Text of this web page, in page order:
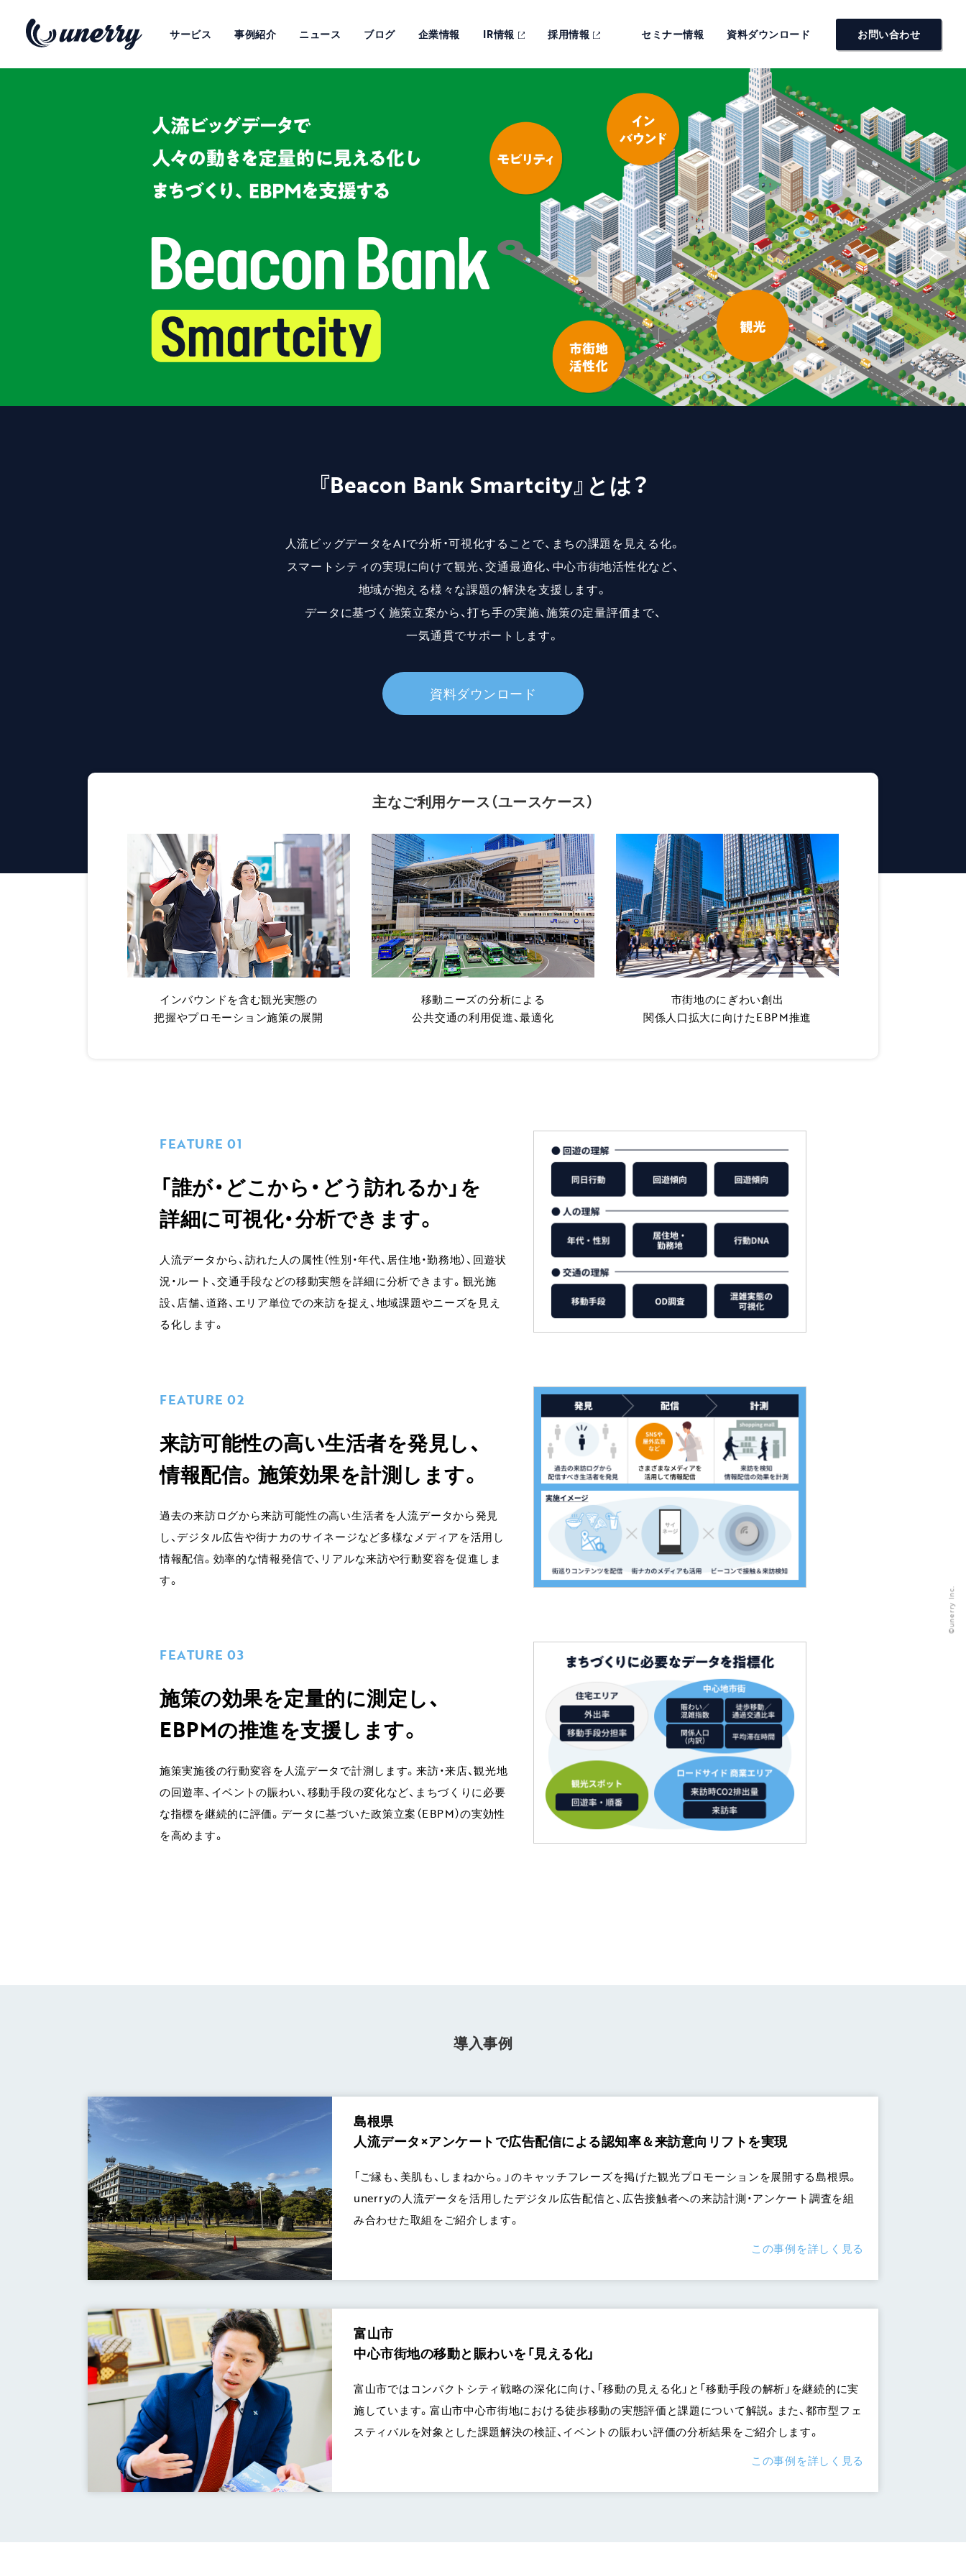
サービス 事例紹介 ニュース ブログ 企業情報 IR情報 採用情報 セミナー情報 資料ダウンロード お問い合わせ
『Beacon Bank Smartcity』とは？
人流ビッグデータをAIで分析・可視化することで、まちの課題を見える化。
スマートシティの実現に向けて観光、交通最適化、中心市街地活性化など、
地域が抱える様々な課題の解決を支援します。
データに基づく施策立案から、打ち手の実施、施策の定量評価まで、
一気通貫でサポートします。
資料ダウンロード
主なご利用ケース（ユースケース）
インバウンドを含む観光実態の
把握やプロモーション施策の展開
移動ニーズの分析による
公共交通の利用促進、最適化
市街地のにぎわい創出
関係人口拡大に向けたEBPM推進
FEATURE 01
「誰が・どこから・どう訪れるか」を
詳細に可視化・分析できます。
人流データから、訪れた人の属性（性別・年代、居住地・勤務地）、回遊状
況・ルート、交通手段などの移動実態を詳細に分析できます。観光施
設、店舗、道路、エリア単位での来訪を捉え、地域課題やニーズを見え
る化します。
FEATURE 02
来訪可能性の高い生活者を発見し、
情報配信。施策効果を計測します。
過去の来訪ログから来訪可能性の高い生活者を人流データから発見
し、デジタル広告や街ナカのサイネージなど多様なメディアを活用し
情報配信。効率的な情報発信で、リアルな来訪や行動変容を促進しま
す。
FEATURE 03
施策の効果を定量的に測定し、
EBPMの推進を支援します。
施策実施後の行動変容を人流データで計測します。来訪・来店、観光地
の回遊率、イベントの賑わい、移動手段の変化など、まちづくりに必要
な指標を継続的に評価。データに基づいた政策立案（EBPM）の実効性
を高めます。
導入事例
島根県
人流データ×アンケートで広告配信による認知率＆来訪意向リフトを実現
「ご縁も、美肌も、しまねから。」のキャッチフレーズを掲げた観光プロモーションを展開する島根県。
unerryの人流データを活用したデジタル広告配信と、広告接触者への来訪計測・アンケート調査を組
み合わせた取組をご紹介します。
この事例を詳しく見る
富山市
中心市街地の移動と賑わいを「見える化」
富山市ではコンパクトシティ戦略の深化に向け、「移動の見える化」と「移動手段の解析」を継続的に実
施しています。富山市中心市街地における徒歩移動の実態評価と課題について解説。また、都市型フェ
スティバルを対象とした課題解決の検証、イベントの賑わい評価の分析結果をご紹介します。
この事例を詳しく見る
©️unerry Inc.